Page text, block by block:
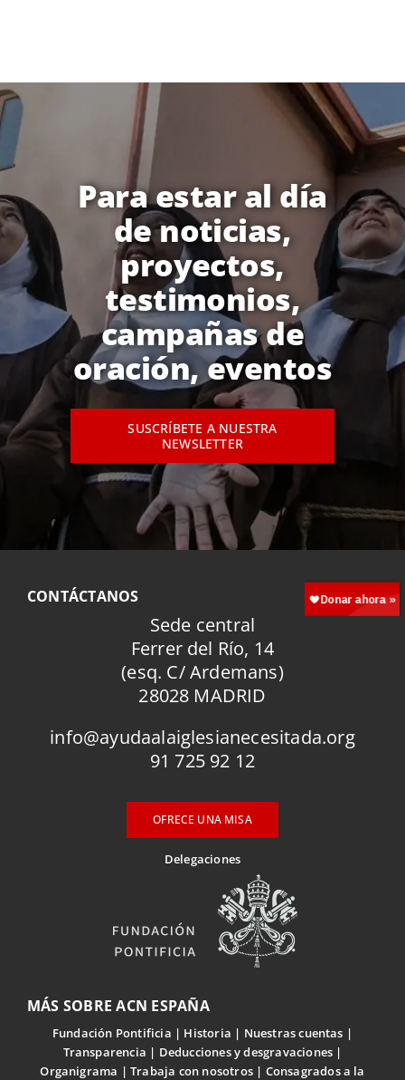
Para estar al día
de noticias,
proyectos,
testimonios,
campañas de
oración, eventos
SUSCRÍBETE A NUESTRA
NEWSLETTER
CONTÁCTANOS
Sede central
Ferrer del Río, 14
(esq. C/ Ardemans)
28028 MADRID
info@ayudaalaiglesianecesitada.org
91 725 92 12
OFRECE UNA MISA
Delegaciones
MÁS SOBRE ACN ESPAÑA
Fundación Pontificia Historia
Nuestras cuentas
Transparencia
Deducciones y desgravaciones
Organigrama
Trabaja con nosotros
Consagrados a la